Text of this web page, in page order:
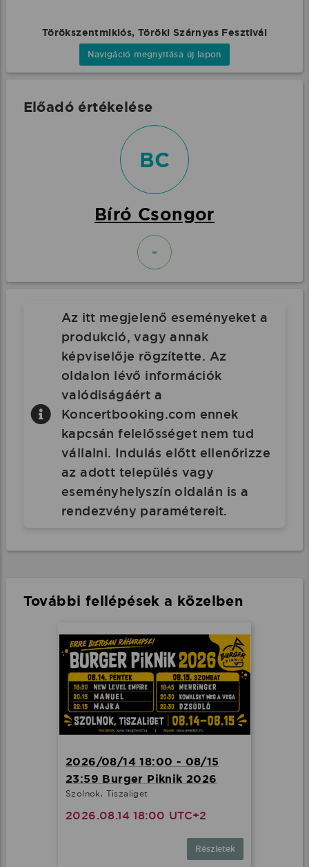
Törökszentmiklós, Töröki Szárnyas Fesztivál
Navigáció megnyitása új lapon
Előadó értékelése
BC
Bíró Csongor
-
Az itt megjelenő eseményeket a
produkció, vagy annak
képviselője rögzítette. Az
oldalon lévő információk
valódiságáért a
Koncertbooking.com ennek
kapcsán felelősséget nem tud
vállalni. Indulás előtt ellenőrizze
az adott település vagy
eseményhelyszín oldalán is a
rendezvény paramétereit.
További fellépések a közelben
2026/08/14 18:00 - 08/15
23:59 Burger Piknik 2026
Szolnok, Tiszaliget
2026.08.14 18:00 UTC+2
Részletek